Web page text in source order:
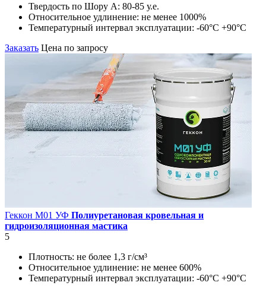
Твердость по Шору А: 80-85 у.е.
Относительное удлинение: не менее 1000%
Температурный интервал эксплуатации: -60°С +90°С
Заказать Цена по запросу
Геккон М01 УФ Полиуретановая кровельная и
гидроизоляционная мастика
5
Плотность: не более 1,3 г/см³
Относительное удлинение: не менее 600%
Температурный интервал эксплуатации: -60°С +90°С